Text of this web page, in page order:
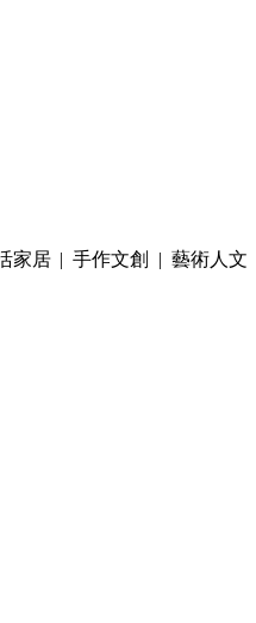
家居|手作文創 | 藝術人文